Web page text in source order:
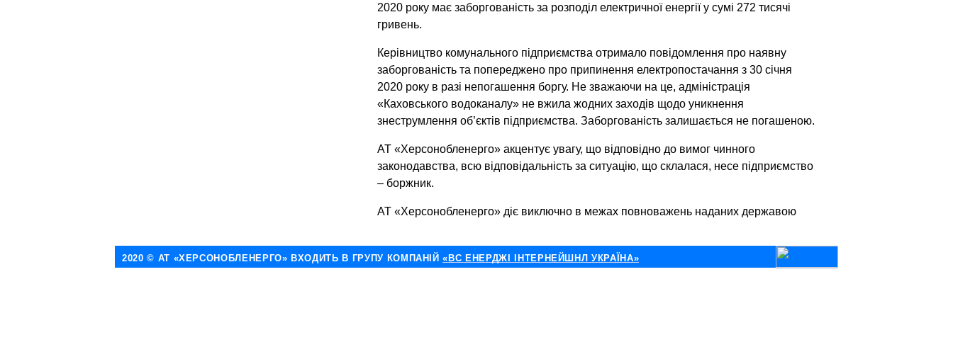
2020 року має заборгованість за розподіл електричної енергії у сумі 272 тисячі
гривень.
Керівництво комунального підприємства отримало повідомлення про наявну
заборгованість та попереджено про припинення електропостачання з 30 січня
2020 року в разі непогашення боргу. Не зважаючи на це, адміністрація
«Каховського водоканалу» не вжила жодних заходів щодо уникнення
знеструмлення об’єктів підприємства. Заборгованість залишається не погашеною.
АТ «Херсонобленерго» акцентує увагу, що відповідно до вимог чинного
законодавства, всю відповідальність за ситуацію, що склалася, несе підприємство
– боржник.
АТ «Херсонобленерго» діє виключно в межах повноважень наданих державою
2020 © АТ «ХЕРСОНОБЛЕНЕРГО» ВХОДИТЬ В ГРУПУ КОМПАНІЙ«ВС ЕНЕРДЖІ ІНТЕРНЕЙШНЛ УКРАЇНА»